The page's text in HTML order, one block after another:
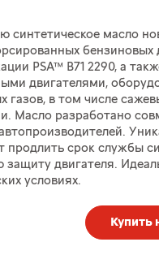
синтетическое масло
бензиновых
PSA™ B71 2290, а
двигателями,
газов, в том числе
Масло разработано
продлить срок службы
защиту двигателя.
условиях.
Купить